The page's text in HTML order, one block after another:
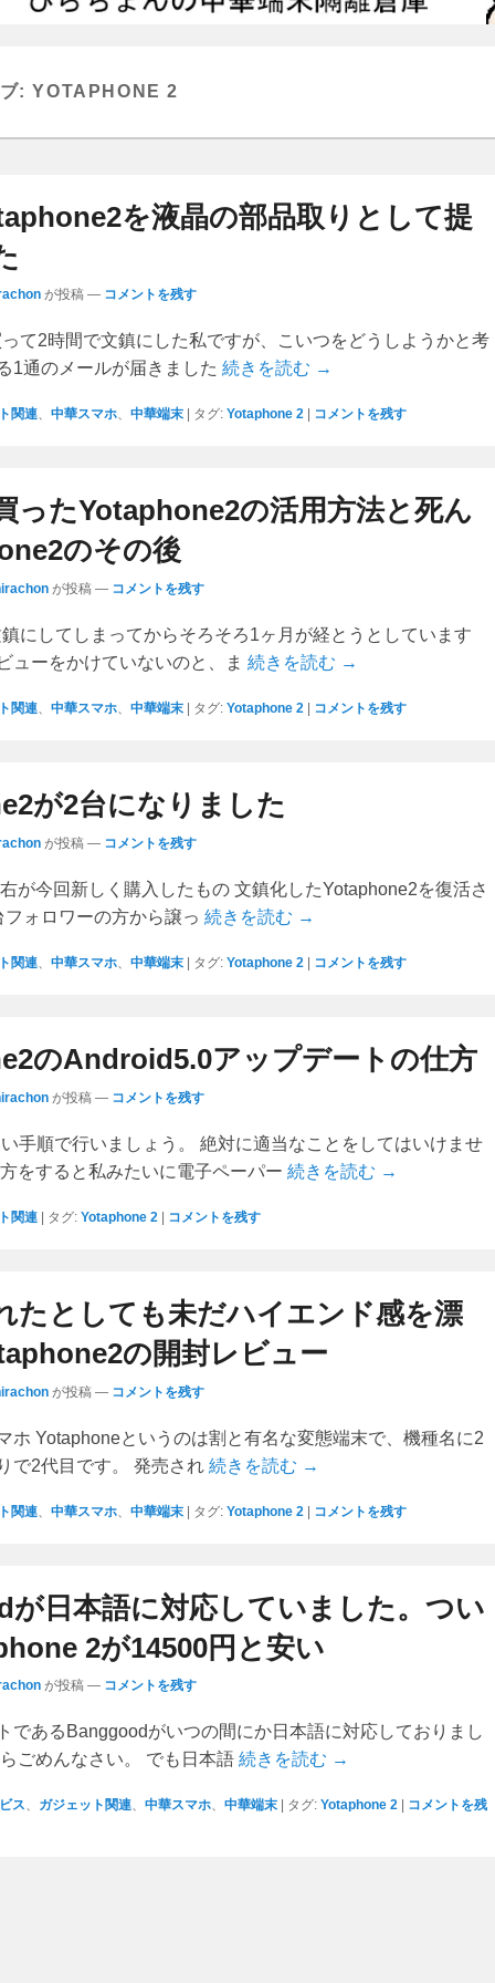
ブ:YOTAPHONE 2
を液晶の部品取りとして提
が投稿 — コメントを残す
て2時間で文鎮にした私ですが、こいつをどうしようかと考
1通のメールが届きました 続きを読む →
関連、 中華スマホ、 中華端末 タグ: Yotaphone 2 コメントを残す
ったYotaphone2の活用方法と死ん
のその後
が投稿 — コメントを残す
にしてしまってからそろそろ1ヶ月が経とうとしています
ューをかけていないのと、ま 続きを読む →
関連、 中華スマホ、 中華端末 タグ: Yotaphone 2 コメントを残す
が2台になりました
が投稿 — コメントを残す
が今回新しく購入したもの 文鎮化したYotaphone2を復活さ
ォロワーの方から譲っ 続きを読む →
関連、 中華スマホ、 中華端末 タグ: Yotaphone 2 コメントを残す
のAndroid5.0アップデートの仕方
が投稿 — コメントを残す
手順で行いましょう。 絶対に適当なことをしてはいけませ
をすると私みたいに電子ペーパー 続きを読む →
関連 | タグ: Yotaphone 2 | コメントを残す
たとしても未だハイエンド感を漂
の開封レビュー
が投稿 — コメントを残す
ホ Yotaphoneというのは割と有名な変態端末で、機種名に2
で2代目です。 発売され 続きを読む →
関連 中華スマホ 中華端末 | タグ: Yotaphone 2 | コメントを残す
日本語に対応していました。つい
2が14500円と安い
が投稿 — コメントを残す
であるBanggoodがいつの間にか日本語に対応しておりまし
ごめんなさい。 でも日本語 続きを読む →
ス、 ガジェット関連、 中華スマホ、 中華端末 タグ: Yotaphone 2 コメントを残